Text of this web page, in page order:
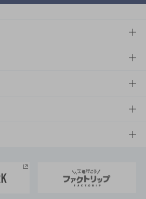
ーズ大阪
TOP
るサステナビリティ経営